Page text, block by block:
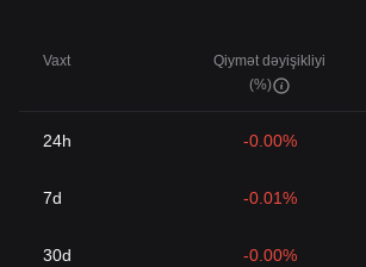
Vaxt
Qiymət dəyişikliyi
(%)
24h -0.00%
7d -0.01%
30d -0.00%